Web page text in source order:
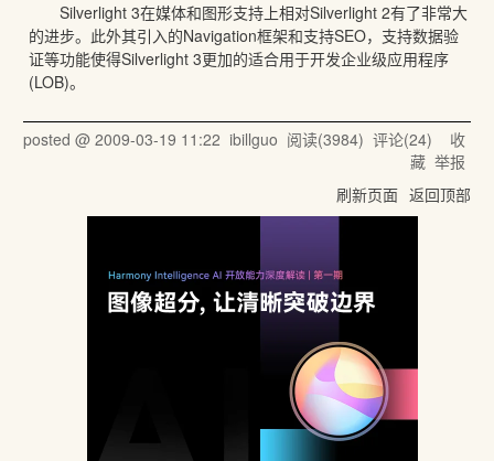
Silverlight 3在媒体和图形支持上相对Silverlight 2有了非常大
的进步。此外其引入的Navigation框架和支持SEO，支持数据验
证等功能使得Silverlight 3更加的适合用于开发企业级应用程序
(LOB)。
posted @ 2009-03-19 11:22 ibillguo 阅读(3984) 评论(24) 收
藏 举报
刷新页面 返回顶部